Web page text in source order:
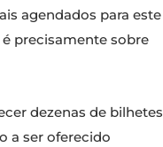
agendados para este
é precisamente sobre
dezenas de bilhetes
a ser oferecido